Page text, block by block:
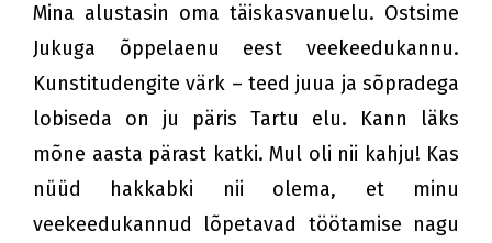
Mina alustasin oma täiskasvanuelu. Ostsime
Jukuga õppelaenu eest veekeedukannu.
Kunstitudengite värk – teed juua ja sõpradega
lobiseda on ju päris Tartu elu. Kann läks
mõne aasta pärast katki. Mul oli nii kahju! Kas
nüüd hakkabki nii olema, et minu
veekeedukannud lõpetavad töötamise nagu